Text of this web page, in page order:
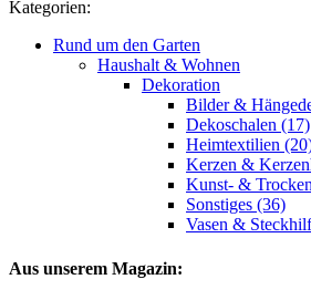
Kategorien:
Rund um den Garten
Haushalt & Wohnen
Dekoration
Bilder &
Dekoschalen (17)
Heimtextilien
Kerzen &
Kunst- &
Sonstiges (36)
Vasen &
Aus unserem Magazin: